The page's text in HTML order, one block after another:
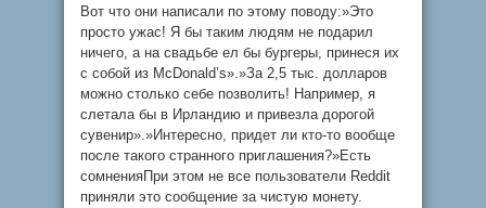
Вот что они написали по этому поводу:»Это
просто ужас! Я бы таким людям не подарил
ничего, а на свадьбе ел бы бургеры, принеся их
с собой из McDonald’s».»За 2,5 тыс. долларов
можно столько себе позволить! Например, я
слетала бы в Ирландию и привезла дорогой
сувенир».»Интересно, придет ли кто-то вообще
после такого странного приглашения?»Есть
сомненияПри этом не все пользователи Reddit
приняли это сообщение за чистую монету.